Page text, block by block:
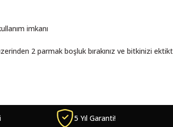
imkanı
2 parmak boşluk bırakınız ve bitkinizi
5 Yıl Garanti!